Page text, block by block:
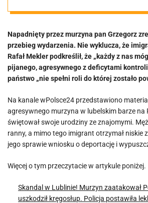
relacja
Zimbabwe.
Chirurg od
lat nie
czegoś
Napadnięty przez murzyna pan Grzegorz
przebieg wydarzenia. Nie wyklucza, że
Rafał Mekler podkreślił, że „każdy z nas
pijanego, agresywnego z deficytami
państwo „nie spełni roli do której zostało
Na kanale wPolsce24 przedstawiono
agresywnego murzyna w lubelskim barze na
świętował swoje urodziny ze znajomymi.
ranny, a mimo tego imigrant otrzymał niskie
jego sprawie wniosku o deportację i
Więcej o tym przeczytacie w artykule poniżej.
Skandal w Lublinie! Murzyn zaatakował
uszkodził kręgosłup. Policja postawiła